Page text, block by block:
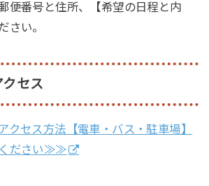
便番号と住所、【希望の日程と内
さい。
セス
クセス方法【電車・バス・駐車場】
ください≫≫